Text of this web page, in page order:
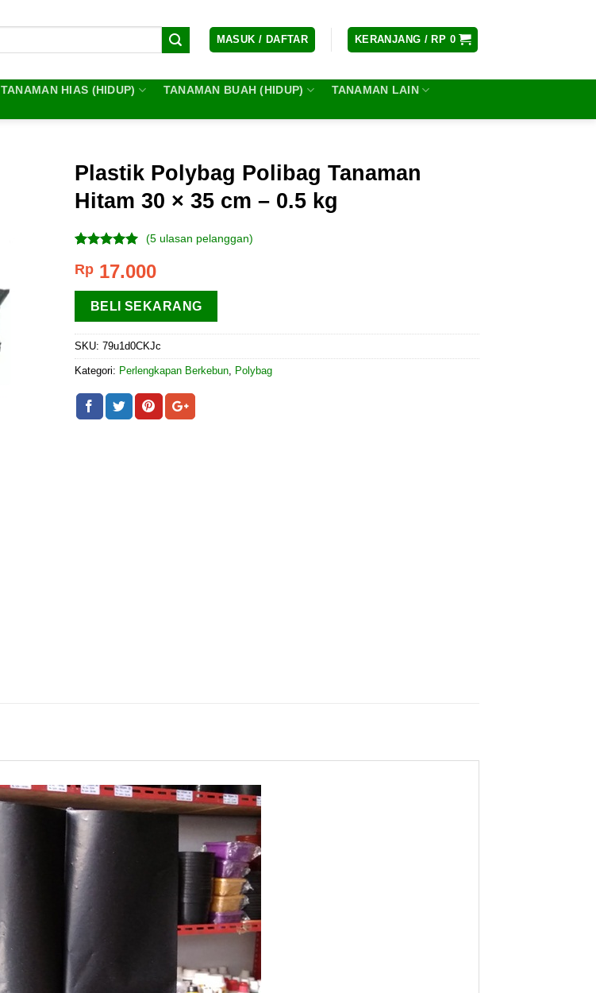
MASUK / DAFTAR KERANJANG / RP 0
TANAMAN HIAS (HIDUP) TANAMAN BUAH (HIDUP)
TANAMAN LAIN
Plastik Polybag Polibag Tanaman
Hitam 30 × 35 cm – 0.5 kg
4.80 dari 5
berdasarkan
penilaian
pelanggan
(5 ulasan pelanggan)
Rp 17.000
BELI SEKARANG
SKU: 79u1d0CKJc
Kategori: Perlengkapan Berkebun, Polybag